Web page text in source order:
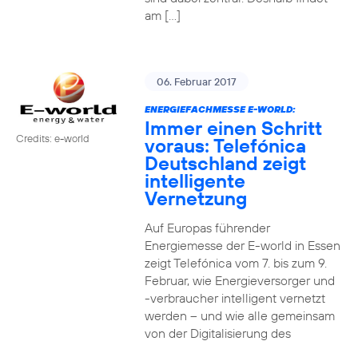
am […]
Credits: e-world
06. Februar 2017
ENERGIEFACHMESSE E-WORLD:
Immer einen Schritt
voraus: Telefónica
Deutschland zeigt
intelligente
Vernetzung
Auf Europas führender
Energiemesse der E-world in Essen
zeigt Telefónica vom 7. bis zum 9.
Februar, wie Energieversorger und
-verbraucher intelligent vernetzt
werden – und wie alle gemeinsam
von der Digitalisierung des